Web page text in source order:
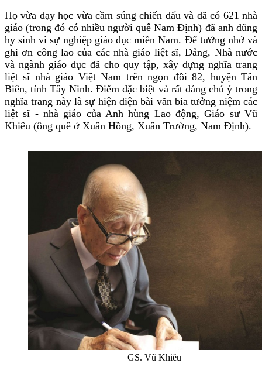
Họ vừa dạy học vừa cầm súng chiến đấu và đã có 621 nhà
giáo (trong đó có nhiều người quê Nam Định) đã anh dũng
hy sinh vì sự nghiệp giáo dục miền Nam. Để tưởng nhớ và
ghi ơn công lao của các nhà giáo liệt sĩ, Đảng, Nhà nước
và ngành giáo dục đã cho quy tập, xây dựng nghĩa trang
liệt sĩ nhà giáo Việt Nam trên ngọn đồi 82, huyện Tân
Biên, tỉnh Tây Ninh. Điểm đặc biệt và rất đáng chú ý trong
nghĩa trang này là sự hiện diện bài văn bia tưởng niệm các
liệt sĩ - nhà giáo của Anh hùng Lao động, Giáo sư Vũ
Khiêu (ông quê ở Xuân Hồng, Xuân Trường, Nam Định).
GS. Vũ Khiêu